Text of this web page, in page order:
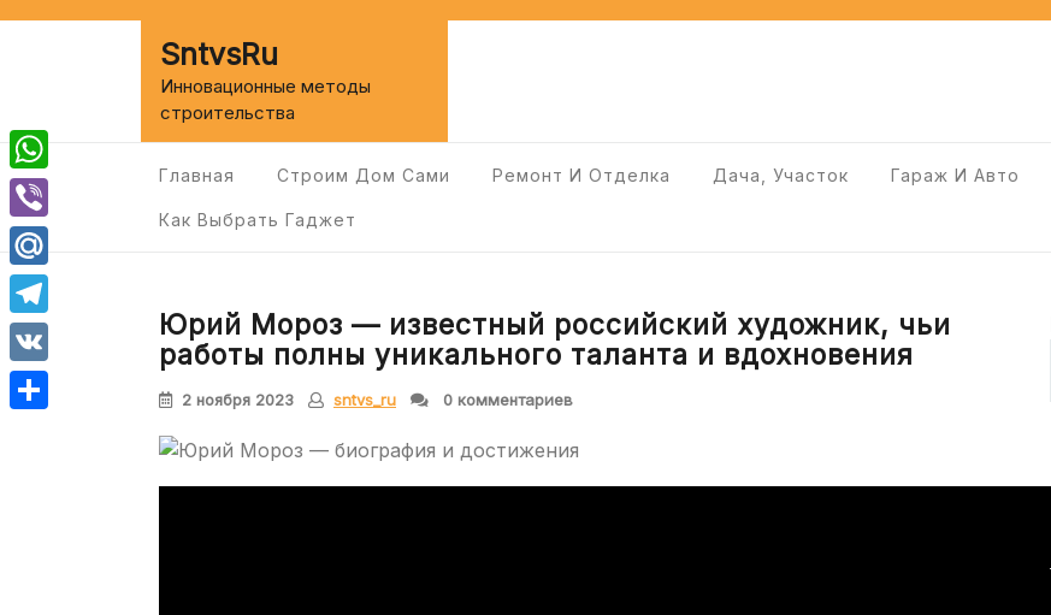
SntvsRu
Инновационные методы
строительства
Главная Строим Дом Сами Ремонт И Отделка Дача, Участок Гараж И Авто
Как Выбрать Гаджет
Юрий Мороз — известный российский художник, чьи
работы полны уникального таланта и вдохновения
2 ноября 2023 sntvs_ru 0 комментариев
WhatsApp
Viber
Mail.Ru
Telegram
VK